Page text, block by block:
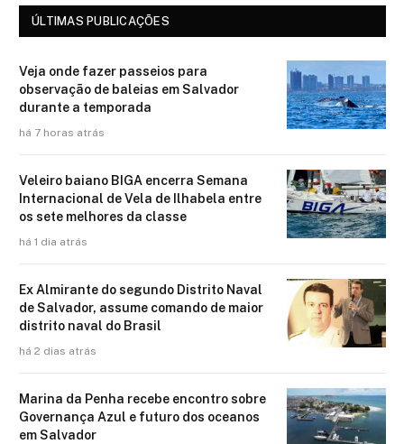
ÚLTIMAS PUBLICAÇÕES
Veja onde fazer passeios para
observação de baleias em Salvador
durante a temporada
há 7 horas atrás
Veleiro baiano BIGA encerra Semana
Internacional de Vela de Ilhabela entre
os sete melhores da classe
há 1 dia atrás
Ex Almirante do segundo Distrito Naval
de Salvador, assume comando de maior
distrito naval do Brasil
há 2 dias atrás
Marina da Penha recebe encontro sobre
Governança Azul e futuro dos oceanos
em Salvador